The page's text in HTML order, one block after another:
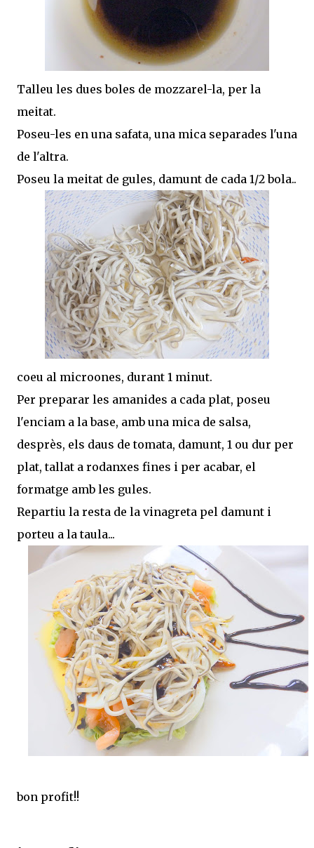
Talleu les dues boles de mozzarel-la, per la
meitat.
Poseu-les en una safata, una mica separades l'una
de l'altra.
Poseu la meitat de gules, damunt de cada 1/2 bola..
coeu al microones, durant 1 minut.
Per preparar les amanides a cada plat, poseu
l'enciam a la base, amb una mica de salsa,
desprès, els daus de tomata, damunt, 1 ou dur per
plat, tallat a rodanxes fines i per acabar, el
formatge amb les gules.
Repartiu la resta de la vinagreta pel damunt i
porteu a la taula...
bon profit!!